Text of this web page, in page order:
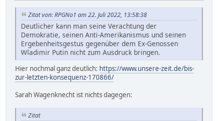
Zitat von: RPGNo1 am 22. Juli 2022, 13:58:38
Deutlicher kann man seine Verachtung der
Demokratie, seinen Anti-Amerikanismus und seinen
Ergebenheitsgestus gegenüber dem Ex-Genossen
Wladimir Putin nicht zum Ausdruck bringen.
Hier nochmal ganz deutlich: https://www.unsere-zeit.de/bis-
zur-letzten-konsequenz-170866/
Sarah Wagenknecht ist nichts dagegen:
Zitat